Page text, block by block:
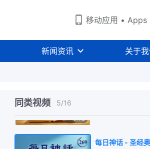
移动应用 • Apps
新闻资讯 关于
同类视频 5/16
5:12
每日神话 - 圣经